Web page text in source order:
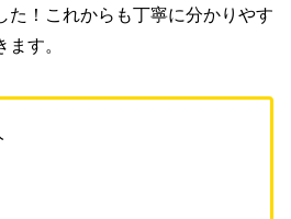
た！これからも丁寧に分かりやす
す。